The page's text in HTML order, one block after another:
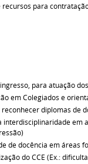
para
para atuação
em Colegiados e
diplomas de
interdisciplinaridade em
de docência em áreas
do CCE (Ex.: